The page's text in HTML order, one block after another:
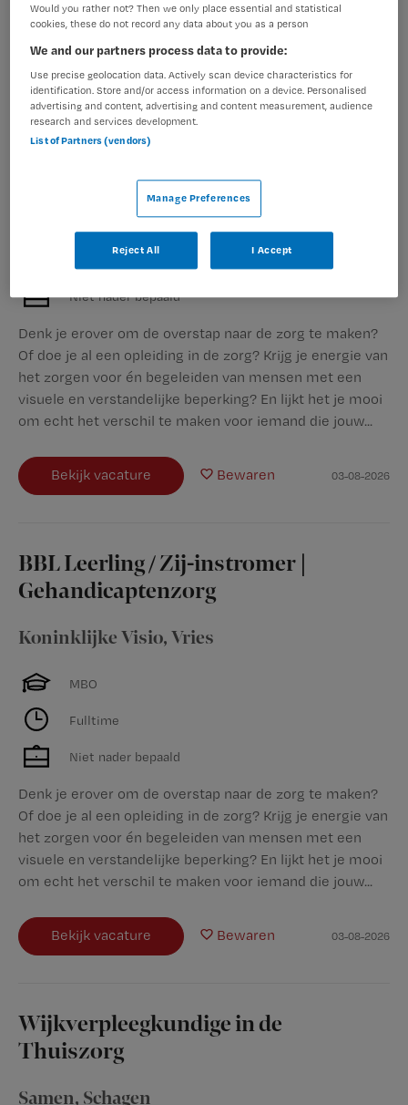
Bekijk vacature Bewaren 03-08-2026
Overstappen naar de zorg | BBL-
opleiding
Koninklijke Visio,Vries
Niet nader bepaald
Denk je erover om de overstap naar de zorg te maken?
Of doe je al een opleiding in de zorg? Krijg je energie van
het zorgen voor én begeleiden van mensen met een
visuele en verstandelijke beperking? En lijkt het je mooi
om echt het verschil te maken voor iemand die jouw...
Bekijk vacature Bewaren 03-08-2026
BBL Leerling / Zij-instromer |
Gehandicaptenzorg
Koninklijke Visio, Vries
MBO
Fulltime
Niet nader bepaald
Denk je erover om de overstap naar de zorg te maken?
Of doe je al een opleiding in de zorg? Krijg je energie van
het zorgen voor én begeleiden van mensen met een
visuele en verstandelijke beperking? En lijkt het je mooi
om echt het verschil te maken voor iemand die jouw...
Bekijk vacature Bewaren 03-08-2026
Wijkverpleegkundige in de
Thuiszorg
Samen, Schagen
Would you rather not? Then we only place essential and statistical
cookies, these do not record any data about you as a person
We and our partners process data to provide:
Use precise geolocation data. Actively scan device characteristics for
identification. Store and/or access information on a device. Personalised
advertising and content, advertising and content measurement, audience
research and services development.
List of Partners (vendors)
Manage Preferences
Reject All I Accept